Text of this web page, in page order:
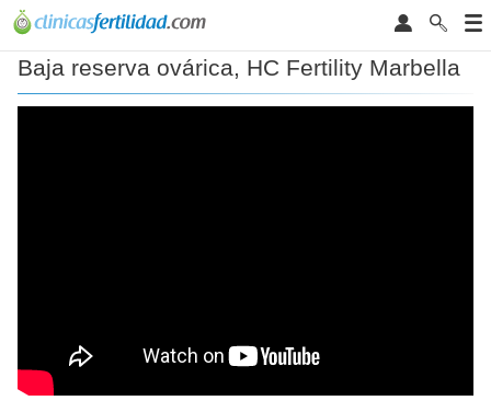
Baja reserva ovárica, HC Fertility Marbella